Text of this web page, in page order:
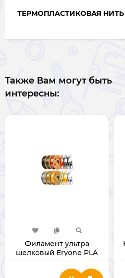
ТЕРМОПЛАСТИКОВАЯ НИТЬ
Также Вам могут быть
интересны:
Филамент ультра
шелковый Eryone PLA